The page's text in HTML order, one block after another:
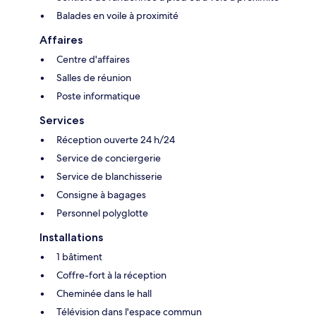
Balades en voile à proximité
Affaires
Centre d'affaires
Salles de réunion
Poste informatique
Services
Réception ouverte 24 h/24
Service de conciergerie
Service de blanchisserie
Consigne à bagages
Personnel polyglotte
Installations
1 bâtiment
Coffre-fort à la réception
Cheminée dans le hall
Télévision dans l'espace commun